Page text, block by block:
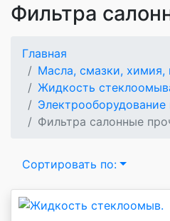
Фильтра
Главная
Масла, смазки, химия,
Жидкость
Электрооборудование
Фильтра салонные
Сортировать по: